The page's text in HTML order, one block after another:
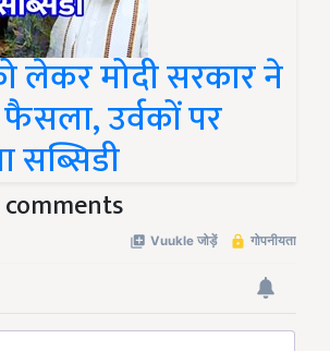
लेकर मोदी सरकार ने
उर्वकों पर
सब्सिडी